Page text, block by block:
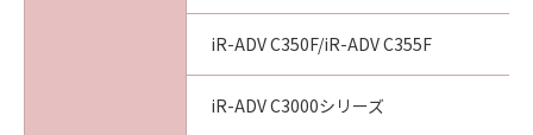
YOUR ACCEPTANCE AS STATED BELOW OR
INSTALLING THE SOFTWARE, YOU
ACKNOWLEDGE THAT YOU HAVE READ THIS
AGREEMENT, UNDERSTOOD IT, AND AGREE
TO BE BOUND BY ITS TERMS AND
iR-ADV C350F/iR-ADV C355F
iR-ADV C3000シリーズ